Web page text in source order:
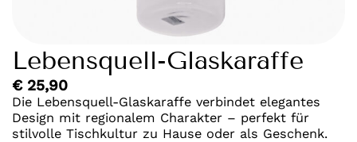
Lebensquell-Glaskaraffe
€25,90
Die Lebensquell-Glaskaraffe verbindet elegantes
Design mit regionalem Charakter – perfekt für
stilvolle Tischkultur zu Hause oder als Geschenk.